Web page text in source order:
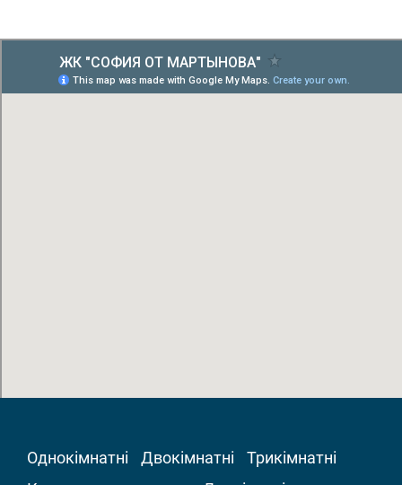
Однокімнатні Двокімнатні
Трикімнатні